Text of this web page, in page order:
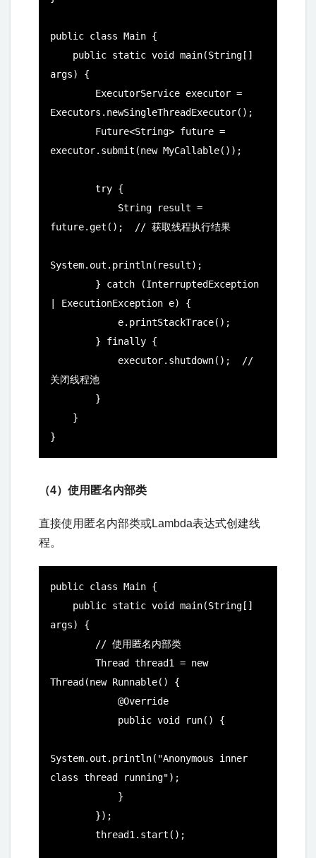
public class Main {
args) {
Executors.newSingleThreadExecutor();
executor.submit(new MyCallable());
future.get();  // 获取线程执行结果
System.out.println(result);
| ExecutionException e) {
关闭线程池
}
（4）使用匿名内部类
直接使用匿名内部类或Lambda表达式创建线
程。
public class Main {
args) {
Thread(new Runnable() {
System.out.println("Anonymous inner
class thread running");